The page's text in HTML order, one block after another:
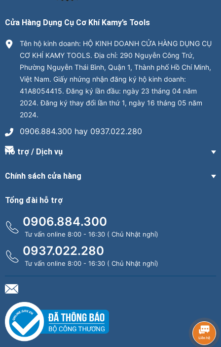
Cửa Hàng Dụng Cụ Cơ Khí Kamy’s Tools
Tên hộ kinh doanh: HỘ KINH DOANH CỬA HÀNG DỤNG CỤ
CƠ KHÍ KAMY TOOLS. Địa chỉ: 290 Nguyễn Công Trứ,
Phường Nguyễn Thái Bình, Quận 1, Thành phố Hồ Chí Minh,
Việt Nam. Giấy nhứng nhận đăng ký hộ kinh doanh:
41A8054415. Đăng ký lần đầu: ngày 23 tháng 04 năm
2024. Đăng ký thay đổi lần thứ 1, ngày 16 tháng 05 năm
2024.
0906.884.300 hay 0937.022.280
Hỗ trợ / Dịch vụ
Chính sách cửa hàng
Tổng đài hỗ trợ
0906.884.300
Tư vấn online 8:00 - 16:30 ( Chủ Nhật nghỉ)
0937.022.280
Tư vấn online 8:00 - 16:30 ( Chủ Nhật nghỉ)